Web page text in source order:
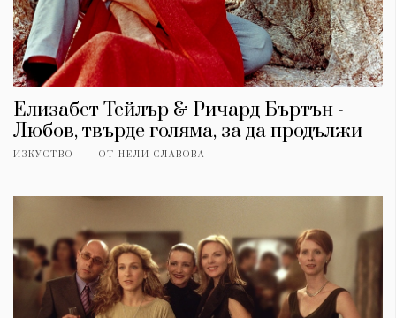
Елизабет Тейлър & Ричард Бъртън -
Любов, твърде голяма, за да продължи
ИЗКУСТВО ОТ НЕЛИ СЛАВОВА